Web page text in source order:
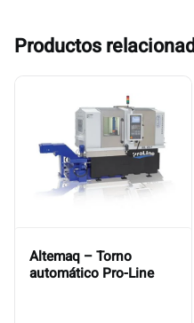
Productos
Altemaq – Torno
automático Pro-Line